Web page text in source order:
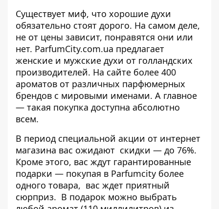
Существует миф, что хорошие духи
обязательно стоят дорого. На самом деле,
не от цены зависит, понравятся они или
нет. ParfumCity.com.ua предлагает
женские и мужские духи от голландских
производителей. На сайте более 400
ароматов от различных парфюмерных
брендов с мировыми именами. А главное
— такая покупка доступна абсолютно
всем.
В период специальной акции от интернет
магазина вас ожидают скидки — до 76%.
Кроме этого, вас ждут гарантированные
подарки — покупая в Parfumcity более
одного товара, вас ждет приятный
сюрприз. В подарок можно выбрать